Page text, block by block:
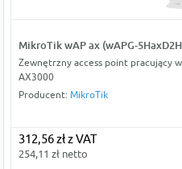
MikroTik wAP ax (wAPG-
Zewnętrzny access point pracujący w
AX3000
Producent: MikroTik
312,56 zł z VAT
254,11 zł netto